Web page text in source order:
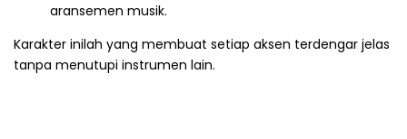
aransemen musik.
Karakter inilah yang membuat setiap aksen terdengar jelas
tanpa menutupi instrumen lain.